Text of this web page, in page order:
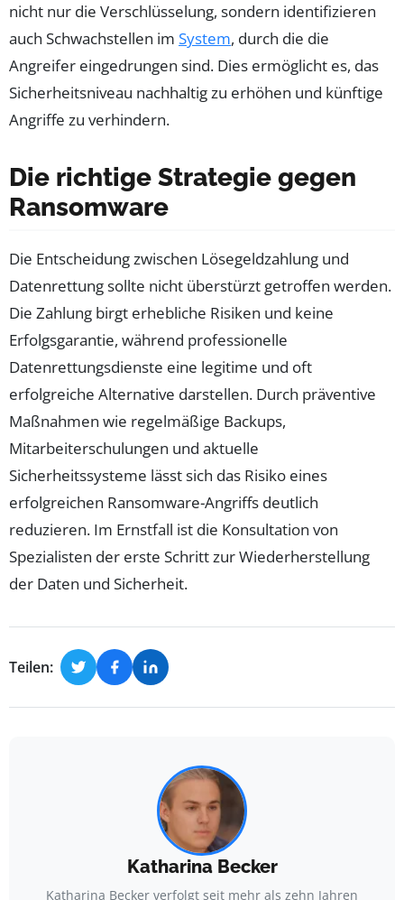
nicht nur die Verschlüsselung, sondern identifizieren
auch Schwachstellen im System, durch die die
Angreifer eingedrungen sind. Dies ermöglicht es, das
Sicherheitsniveau nachhaltig zu erhöhen und künftige
Angriffe zu verhindern.
Die richtige Strategie gegen
Ransomware
Die Entscheidung zwischen Lösegeldzahlung und
Datenrettung sollte nicht überstürzt getroffen werden.
Die Zahlung birgt erhebliche Risiken und keine
Erfolgsgarantie, während professionelle
Datenrettungsdienste eine legitime und oft
erfolgreiche Alternative darstellen. Durch präventive
Maßnahmen wie regelmäßige Backups,
Mitarbeiterschulungen und aktuelle
Sicherheitssysteme lässt sich das Risiko eines
erfolgreichen Ransomware-Angriffs deutlich
reduzieren. Im Ernstfall ist die Konsultation von
Spezialisten der erste Schritt zur Wiederherstellung
der Daten und Sicherheit.
Teilen:
Katharina Becker
Katharina Becker verfolgt seit mehr als zehn Jahren